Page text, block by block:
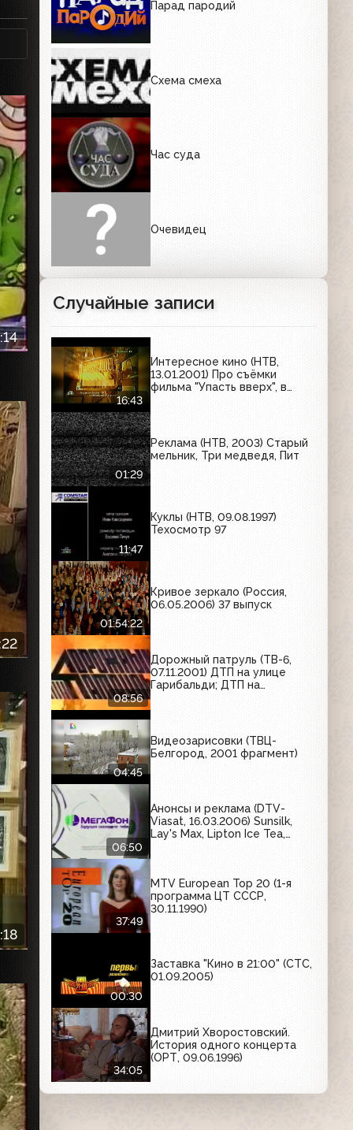
Парад пародий
Схема смеха
Час суда
Очевидец
Случайные записи
16:43
Интересное кино (НТВ,
13.01.2001) Про съёмки
фильма "Упасть вверх", в
01:29
Реклама (НТВ, 2003) Старый
мельник, Три медведя, Пит
11:47
Куклы (НТВ, 09.08.1997)
Техосмотр 97
01:54:22
Кривое зеркало (Россия,
06.05.2006) 37 выпуск
08:56
Дорожный патруль (ТВ-6,
07.11.2001) ДТП на улице
Гарибальди; ДТП на
04:45
Видеозарисовки (ТВЦ-
Белгород, 2001 фрагмент)
06:50
Анонсы и реклама (DTV-
Viasat, 16.03.2006) Sunsilk,
Lay's Max, Lipton Ice Tea,
37:49
MTV European Top 20 (1-я
программа ЦТ СССР,
30.11.1990)
00:30
Заставка "Кино в 21:00" (СТС,
01.09.2005)
34:05
Дмитрий Хворостовский.
История одного концерта
(ОРТ, 09.06.1996)